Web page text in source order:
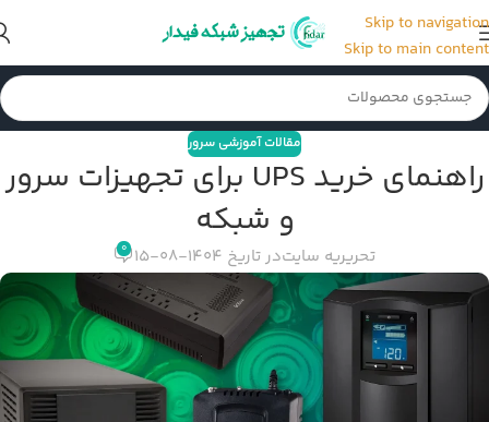
Skip to navigation
Skip to main content
مقالات آموزشی سرور
راهنمای خرید UPS برای تجهیزات سرور
و شبکه
تحریریه سایتدر تاریخ 1404-08-15 0